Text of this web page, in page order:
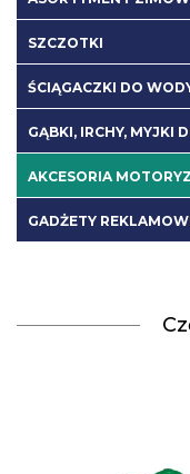
SZCZOTKI
ŚCIĄGACZKI DO
GĄBKI, IRCHY, MYJKI
AKCESORIA
GADŻETY